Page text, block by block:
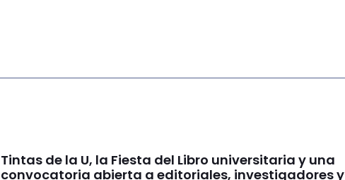
Tintas de la U, la Fiesta del Libro universitaria y una
convocatoria abierta a editoriales, investigadores y